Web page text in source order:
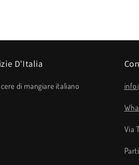
D'Italia
di mangiare italiano
Via